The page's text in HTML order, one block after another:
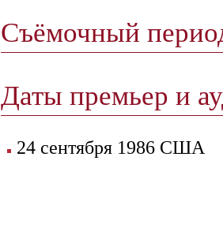
Съёмочный
Даты премьер и
24 сентября 1986 США